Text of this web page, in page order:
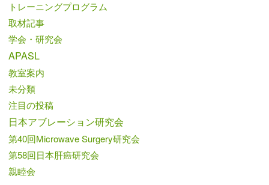
トレーニングプログラム
取材記事
学会・研究会
APASL
教室案内
未分類
注目の投稿
日本アブレーション研究会
第40回Microwave Surgery研究会
第58回日本肝癌研究会
親睦会